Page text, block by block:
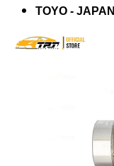
TOYO - JAPAN